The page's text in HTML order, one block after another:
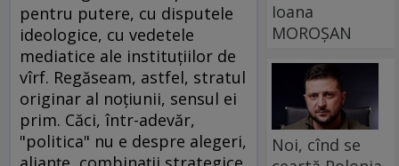
pentru putere, cu disputele
ideologice, cu vedetele
mediatice ale instituţiilor de
vîrf. Regăseam, astfel, stratul
originar al noţiunii, sensul ei
prim. Căci, într-adevăr,
"politica" nu e despre alegeri,
Ioana
MOROȘAN
Noi, cînd se